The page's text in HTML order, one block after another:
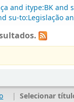
and itype:BK
su-to:Legislação
| Selecionar